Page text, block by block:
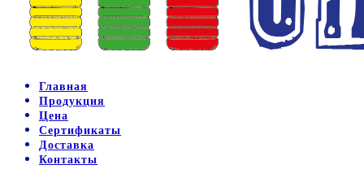
Главная
Продукция
Цена
Сертификаты
Доставка
Контакты